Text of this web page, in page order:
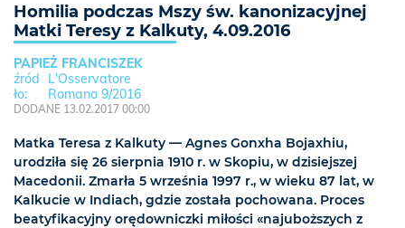
Homilia podczas Mszy św. kanonizacyjnej
Matki Teresy z Kalkuty, 4.09.2016
PAPIEŻ FRANCISZEK
L'Osservatore
Romano 9/2016
DODANE 13.02.2017 00:00
Matka Teresa z Kalkuty — Agnes Gonxha Bojaxhiu,
urodziła się 26 sierpnia 1910 r. w Skopiu, w dzisiejszej
Macedonii. Zmarła 5 września 1997 r., w wieku 87 lat, w
Kalkucie w Indiach, gdzie została pochowana. Proces
beatyfikacyjny orędowniczki miłości «najuboższych z